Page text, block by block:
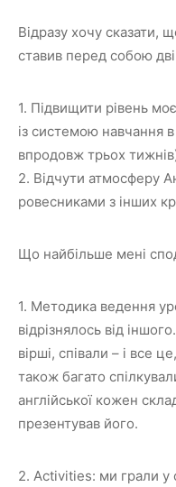
Відразу хочу сказати,
ставив перед собою дві
1. Підвищити рівень
із системою навчання
впродовж трьох
2. Відчути атмосферу
ровесниками з інших
Що найбільше мені
1. Методика ведення
відрізнялось від
вірші, співали – і все
також багато
англійської кожен
презентував його.
2. Activities: ми грали у